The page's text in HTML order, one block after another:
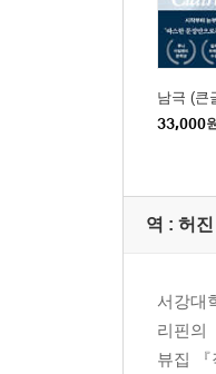
남극 (큰
33,000
역 : 허진
서강대
리핀의
뷰집